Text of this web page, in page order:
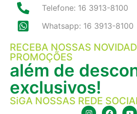
Telefone: 16 3913-8100
Whatsapp: 16 3913-8100
RECEBA NOSSAS
PROMOÇÕES
além de
exclusivos!
SiGA NOSSAS REDE